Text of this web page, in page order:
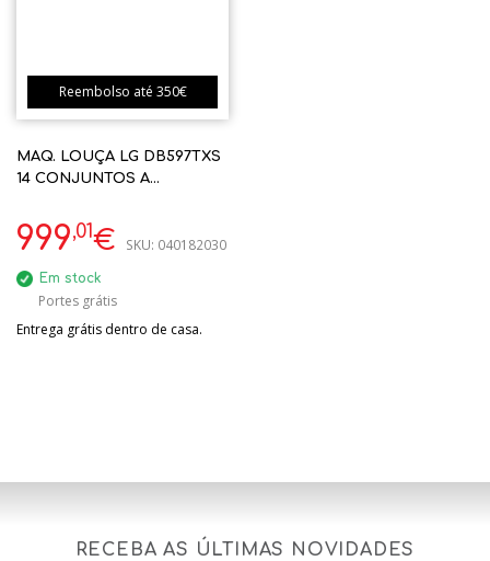
Reembolso até 350€
MAQ. LOUÇA LG DB597TXS
14 CONJUNTOS A
999,01€ SKU: 040182030
Em stock
Portes grátis
Entrega grátis dentro de casa.
RECEBA AS ÚLTIMAS NOVIDADES